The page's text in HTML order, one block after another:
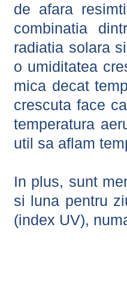
de afara
combinatia
radiatia solara
o umiditatea
mica decat
crescuta face
temperatura
util sa aflam
In plus, sunt
si luna pentru
(index UV),